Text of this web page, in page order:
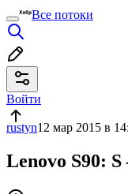
Все потоки
Войти
rustyn12 мар 2015 в
Lenovo S90: